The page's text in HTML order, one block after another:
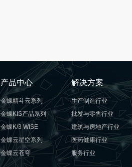
产品中心
金蝶精斗云系列
金蝶KIS产品系列
金蝶K/3 WISE
金蝶云星空系列
金蝶云苍穹
解决方案
生产制造行业
批发与零售行业
建筑与房地产行业
医药健康行业
服务行业